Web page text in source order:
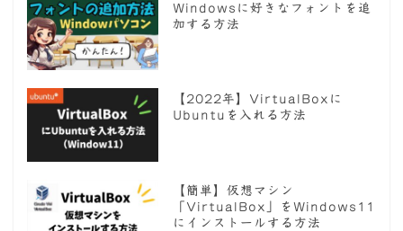
Windowsに好きなフォントを追
加する方法
【2022年】VirtualBoxに
Ubuntuを入れる方法
【簡単】仮想マシン
「VirtualBox」をWindows11
にインストールする方法